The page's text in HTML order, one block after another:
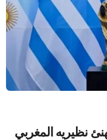
نظيريه المغربي